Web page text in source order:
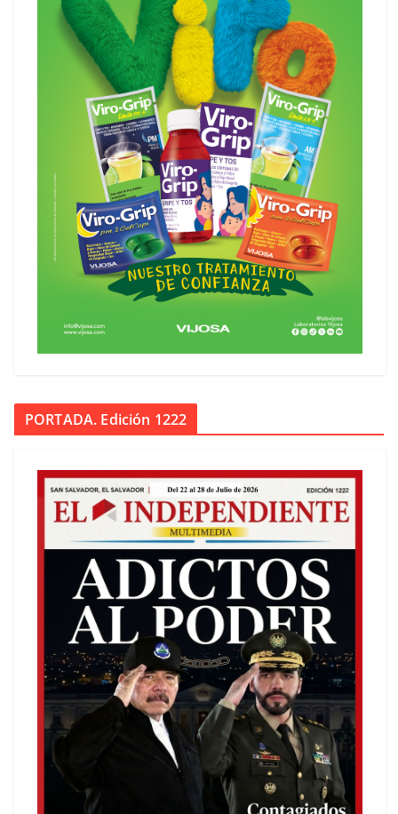
PORTADA. Edición 1222